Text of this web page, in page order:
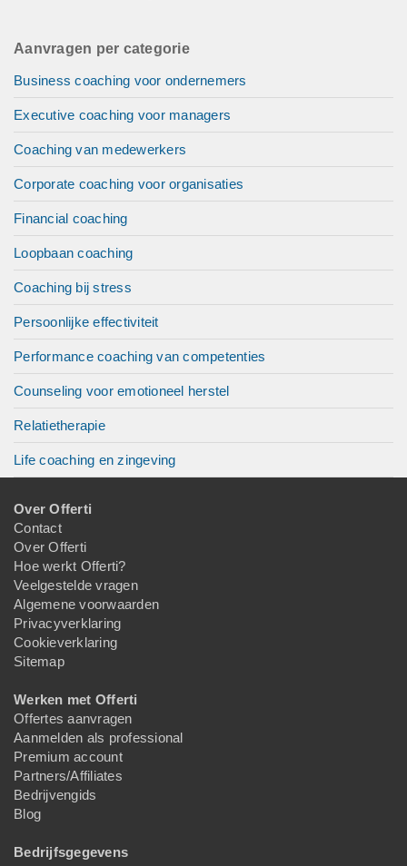
Aanvragen per categorie
Business coaching voor ondernemers
Executive coaching voor managers
Coaching van medewerkers
Corporate coaching voor organisaties
Financial coaching
Loopbaan coaching
Coaching bij stress
Persoonlijke effectiviteit
Performance coaching van competenties
Counseling voor emotioneel herstel
Relatietherapie
Life coaching en zingeving
Over Offerti
Contact
Over Offerti
Hoe werkt Offerti?
Veelgestelde vragen
Algemene voorwaarden
Privacyverklaring
Cookieverklaring
Sitemap
Werken met Offerti
Offertes aanvragen
Aanmelden als professional
Premium account
Partners/Affiliates
Bedrijvengids
Blog
Bedrijfsgegevens